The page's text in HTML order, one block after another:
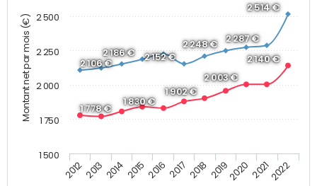
Montant net par mois (€) 1 778 €
1 830 €
1 902 €
2 003 €
2 140 €
2 106 €
2 186 € 2 152 €
2 248 €
2 287 €
2 514 €
2012 2013 2014 2015 2016 2017 2018 20192020 20212022
1 500
1 750
2 000
2 250
2 500